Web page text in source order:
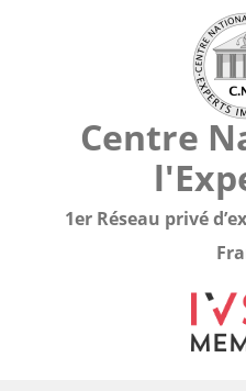
Centre
1er Réseau privé